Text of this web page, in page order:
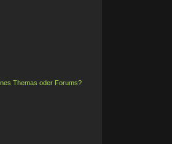
Themas oder Forums?